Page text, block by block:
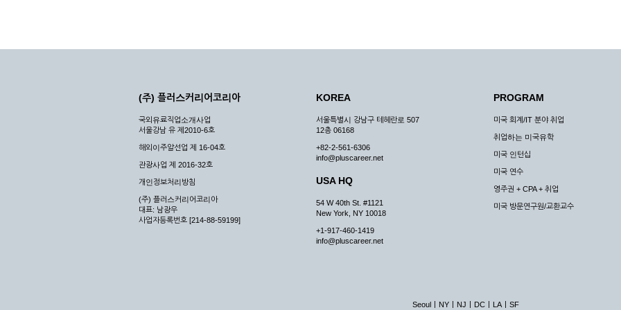
(주) 플러스커리어코리아
국외유료직업소개사업
서울강남 유 제2010-6호
해외이주알선업 제 16-04호
관광사업 제 2016-32호
개인정보처리방침
(주) 플러스커리어코리아
대표: 남광우
사업자등록번호 [214-88-59199]
KOREA
서울특별시 강남구 테헤란로 507
12층 06168
+82-2-561-6306
info@pluscareer.net
USA HQ
54 W 40th St. #1121
New York, NY 10018
+1-917-460-1419
info@pluscareer.net
PROGRAM
미국 회계/IT 분야 취업
취업하는 미국유학
미국 인턴십
미국 연수
영주권 + CPA + 취업
미국 방문연구원/교환교수
Seoul | NY | NJ | DC | LA | SF